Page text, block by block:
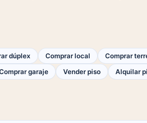
dúplex Comprar local Comprar
garaje Vender piso Alquilar